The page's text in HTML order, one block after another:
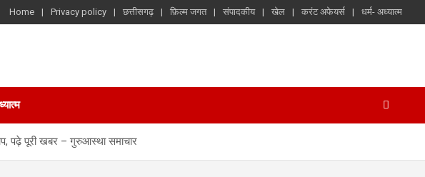
Home Privacy policy छत्तीसगढ़ फ़िल्म जगत संपादकीय खेल करंट अफेयर्स धर्म- अध्यात्म
पढ़े पूरी खबर – गुरुआस्था समाचार